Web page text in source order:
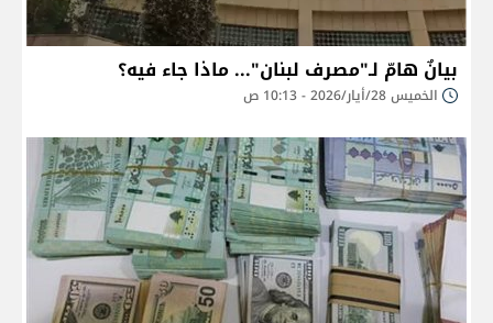
بيانٌ هامّ لـ"مصرف لبنان"... ماذا جاء فيه؟
الخميس 28/أيار/2026 - 10:13 ص